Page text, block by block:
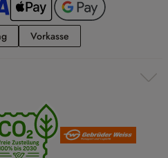
Ratenzahlung
Vorkasse